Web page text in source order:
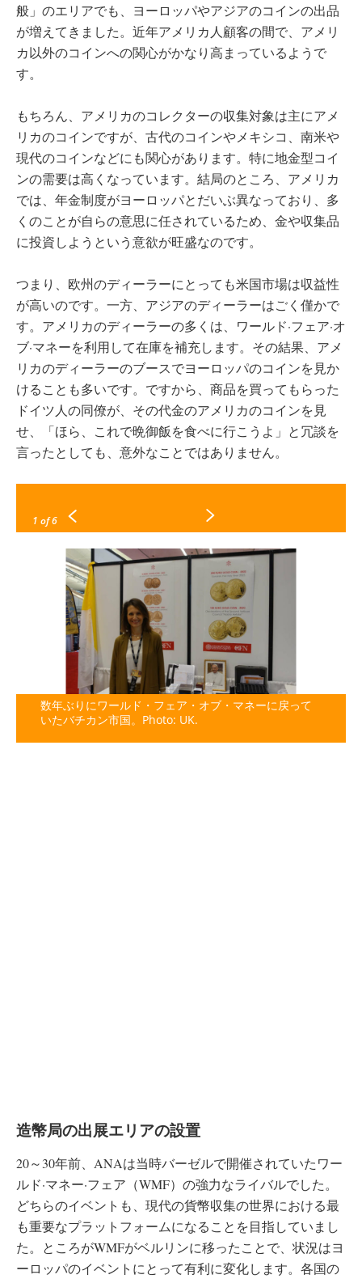
般」のエリアでも、ヨーロッパやアジアのコインの出品
が増えてきました。近年アメリカ人顧客の間で、アメリ
カ以外のコインへの関心がかなり高まっているようで
す。
もちろん、アメリカのコレクターの収集対象は主にアメ
リカのコインですが、古代のコインやメキシコ、南米や
現代のコインなどにも関心があります。特に地金型コイ
ンの需要は高くなっています。結局のところ、アメリカ
では、年金制度がヨーロッパとだいぶ異なっており、多
くのことが自らの意思に任されているため、金や収集品
に投資しようという意欲が旺盛なのです。
つまり、欧州のディーラーにとっても米国市場は収益性
が高いのです。一方、アジアのディーラーはごく僅かで
す。アメリカのディーラーの多くは、ワールド·フェア·オ
ブ·マネーを利用して在庫を補充します。その結果、アメ
リカのディーラーのブースでヨーロッパのコインを見か
けることも多いです。ですから、商品を買ってもらった
ドイツ人の同僚が、その代金のアメリカのコインを見
せ、「ほら、これで晩御飯を食べに行こうよ」と冗談を
言ったとしても、意外なことではありません。
1 of 6
数年ぶりにワールド・フェア・オブ・マネーに戻って
いたバチカン市国。Photo: UK.
造幣局の出展エリアの設置
20～30年前、ANAは当時バーゼルで開催されていたワー
ルド·マネー·フェア（WMF）の強力なライバルでした。
どちらのイベントも、現代の貨幣収集の世界における最
も重要なプラットフォームになることを目指していまし
た。ところがWMFがベルリンに移ったことで、状況はヨ
ーロッパのイベントにとって有利に変化します。各国の